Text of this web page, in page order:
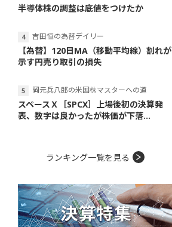
半導体株の調整は底値をつけたか
吉田恒の為替デイリー
【為替】120日MA（移動平均線）割れが
示す円売り取引の損失
岡元兵八郎の米国株マスターへの道
スペースＸ［SPCX］上場後初の決算発
表、数字は良かったが株価が下落...
ランキング一覧を見る